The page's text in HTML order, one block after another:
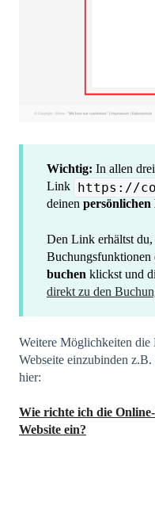
Wichtig: In allen
Link
https://
deinen
Den Link erhältst
Buchungsfunktionen
buchen klickst und
direkt zu den
Weitere Möglichkeiten
Webseite einzubinden
hier:
Wie richte ich die
Website ein?